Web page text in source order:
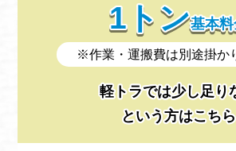
1トン基本
※作業・運搬費は別途掛か
軽トラでは少し足り
という方はこちら